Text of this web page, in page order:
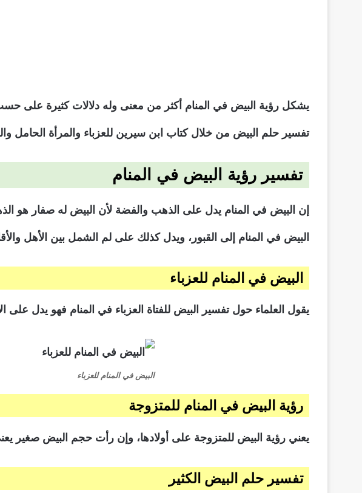
يشكل رؤية البيض في المنام أكثر من معنى وله دلالات كثيرة على
تفسير حلم البيض من خلال كتاب ابن سيرين للعزباء والمرأة الحامل
تفسير رؤية البيض في المنام
إن البيض في المنام يدل على الذهب والفضة لأن البيض له صفار هو
البيض في المنام إلى القبور، ويدل كذلك على لم الشمل بين الأهل
البيض في المنام للعزباء
يقول العلماء حول تفسير البيض للفتاة العزباء في المنام فهو يدل
البيض في المنام للعزباء
رؤية البيض في المنام للمتزوجة
يعني رؤية البيض للمتزوجة على أولادها، وإن رأت حجم البيض صغير
تفسير حلم البيض الكثير